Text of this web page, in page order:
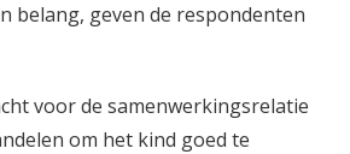
belang, geven de respondenten
voor de samenwerkingsrelatie
om het kind goed te